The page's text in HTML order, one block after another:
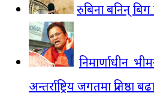
रुबिना बनिन्
निमार्णाधीन
अन्तर्राष्ट्रिय जगतमा